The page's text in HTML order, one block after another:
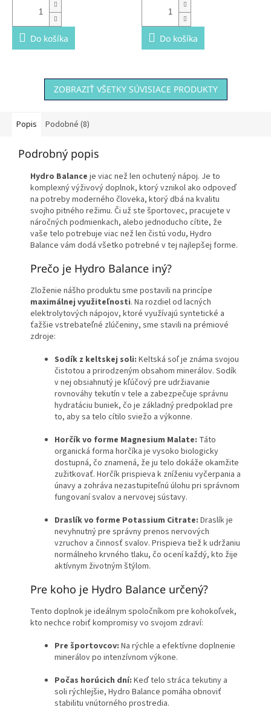
Do košíka Do košíka
ZOBRAZIŤ VŠETKY SÚVISIACE PRODUKTY
Popis Podobné (8)
Podrobný popis
Hydro Balance je viac než len ochutený nápoj. Je to
komplexný výživový doplnok, ktorý vznikol ako odpoveď
na potreby moderného človeka, ktorý dbá na kvalitu
svojho pitného režimu. Či už ste športovec, pracujete v
náročných podmienkach, alebo jednoducho cítite, že
vaše telo potrebuje viac než len čistú vodu, Hydro
Balance vám dodá všetko potrebné v tej najlepšej forme.
Prečo je Hydro Balance iný?
Zloženie nášho produktu sme postavili na princípe
maximálnej využiteľnosti. Na rozdiel od lacných
elektrolytových nápojov, ktoré využívajú syntetické a
ťažšie vstrebateľné zlúčeniny, sme stavili na prémiové
zdroje:
Sodík z keltskej soli: Keltská soľ je známa svojou
čistotou a prirodzeným obsahom minerálov. Sodík
v nej obsiahnutý je kľúčový pre udržiavanie
rovnováhy tekutín v tele a zabezpečuje správnu
hydratáciu buniek, čo je základný predpoklad pre
to, aby sa telo cítilo sviežo a výkonne.
Horčík vo forme Magnesium Malate: Táto
organická forma horčíka je vysoko biologicky
dostupná, čo znamená, že ju telo dokáže okamžite
zužitkovať. Horčík prispieva k zníženiu vyčerpania a
únavy a zohráva nezastupiteľnú úlohu pri správnom
fungovaní svalov a nervovej sústavy.
Draslík vo forme Potassium Citrate: Draslík je
nevyhnutný pre správny prenos nervových
vzruchov a činnosť svalov. Prispieva tiež k udržaniu
normálneho krvného tlaku, čo ocení každý, kto žije
aktívnym životným štýlom.
Pre koho je Hydro Balance určený?
Tento doplnok je ideálnym spoločníkom pre kohokoľvek,
kto nechce robiť kompromisy vo svojom zdraví:
Pre športovcov: Na rýchle a efektívne doplnenie
minerálov po intenzívnom výkone.
Počas horúcich dní: Keď telo stráca tekutiny a
soli rýchlejšie, Hydro Balance pomáha obnoviť
stabilitu vnútorného prostredia.